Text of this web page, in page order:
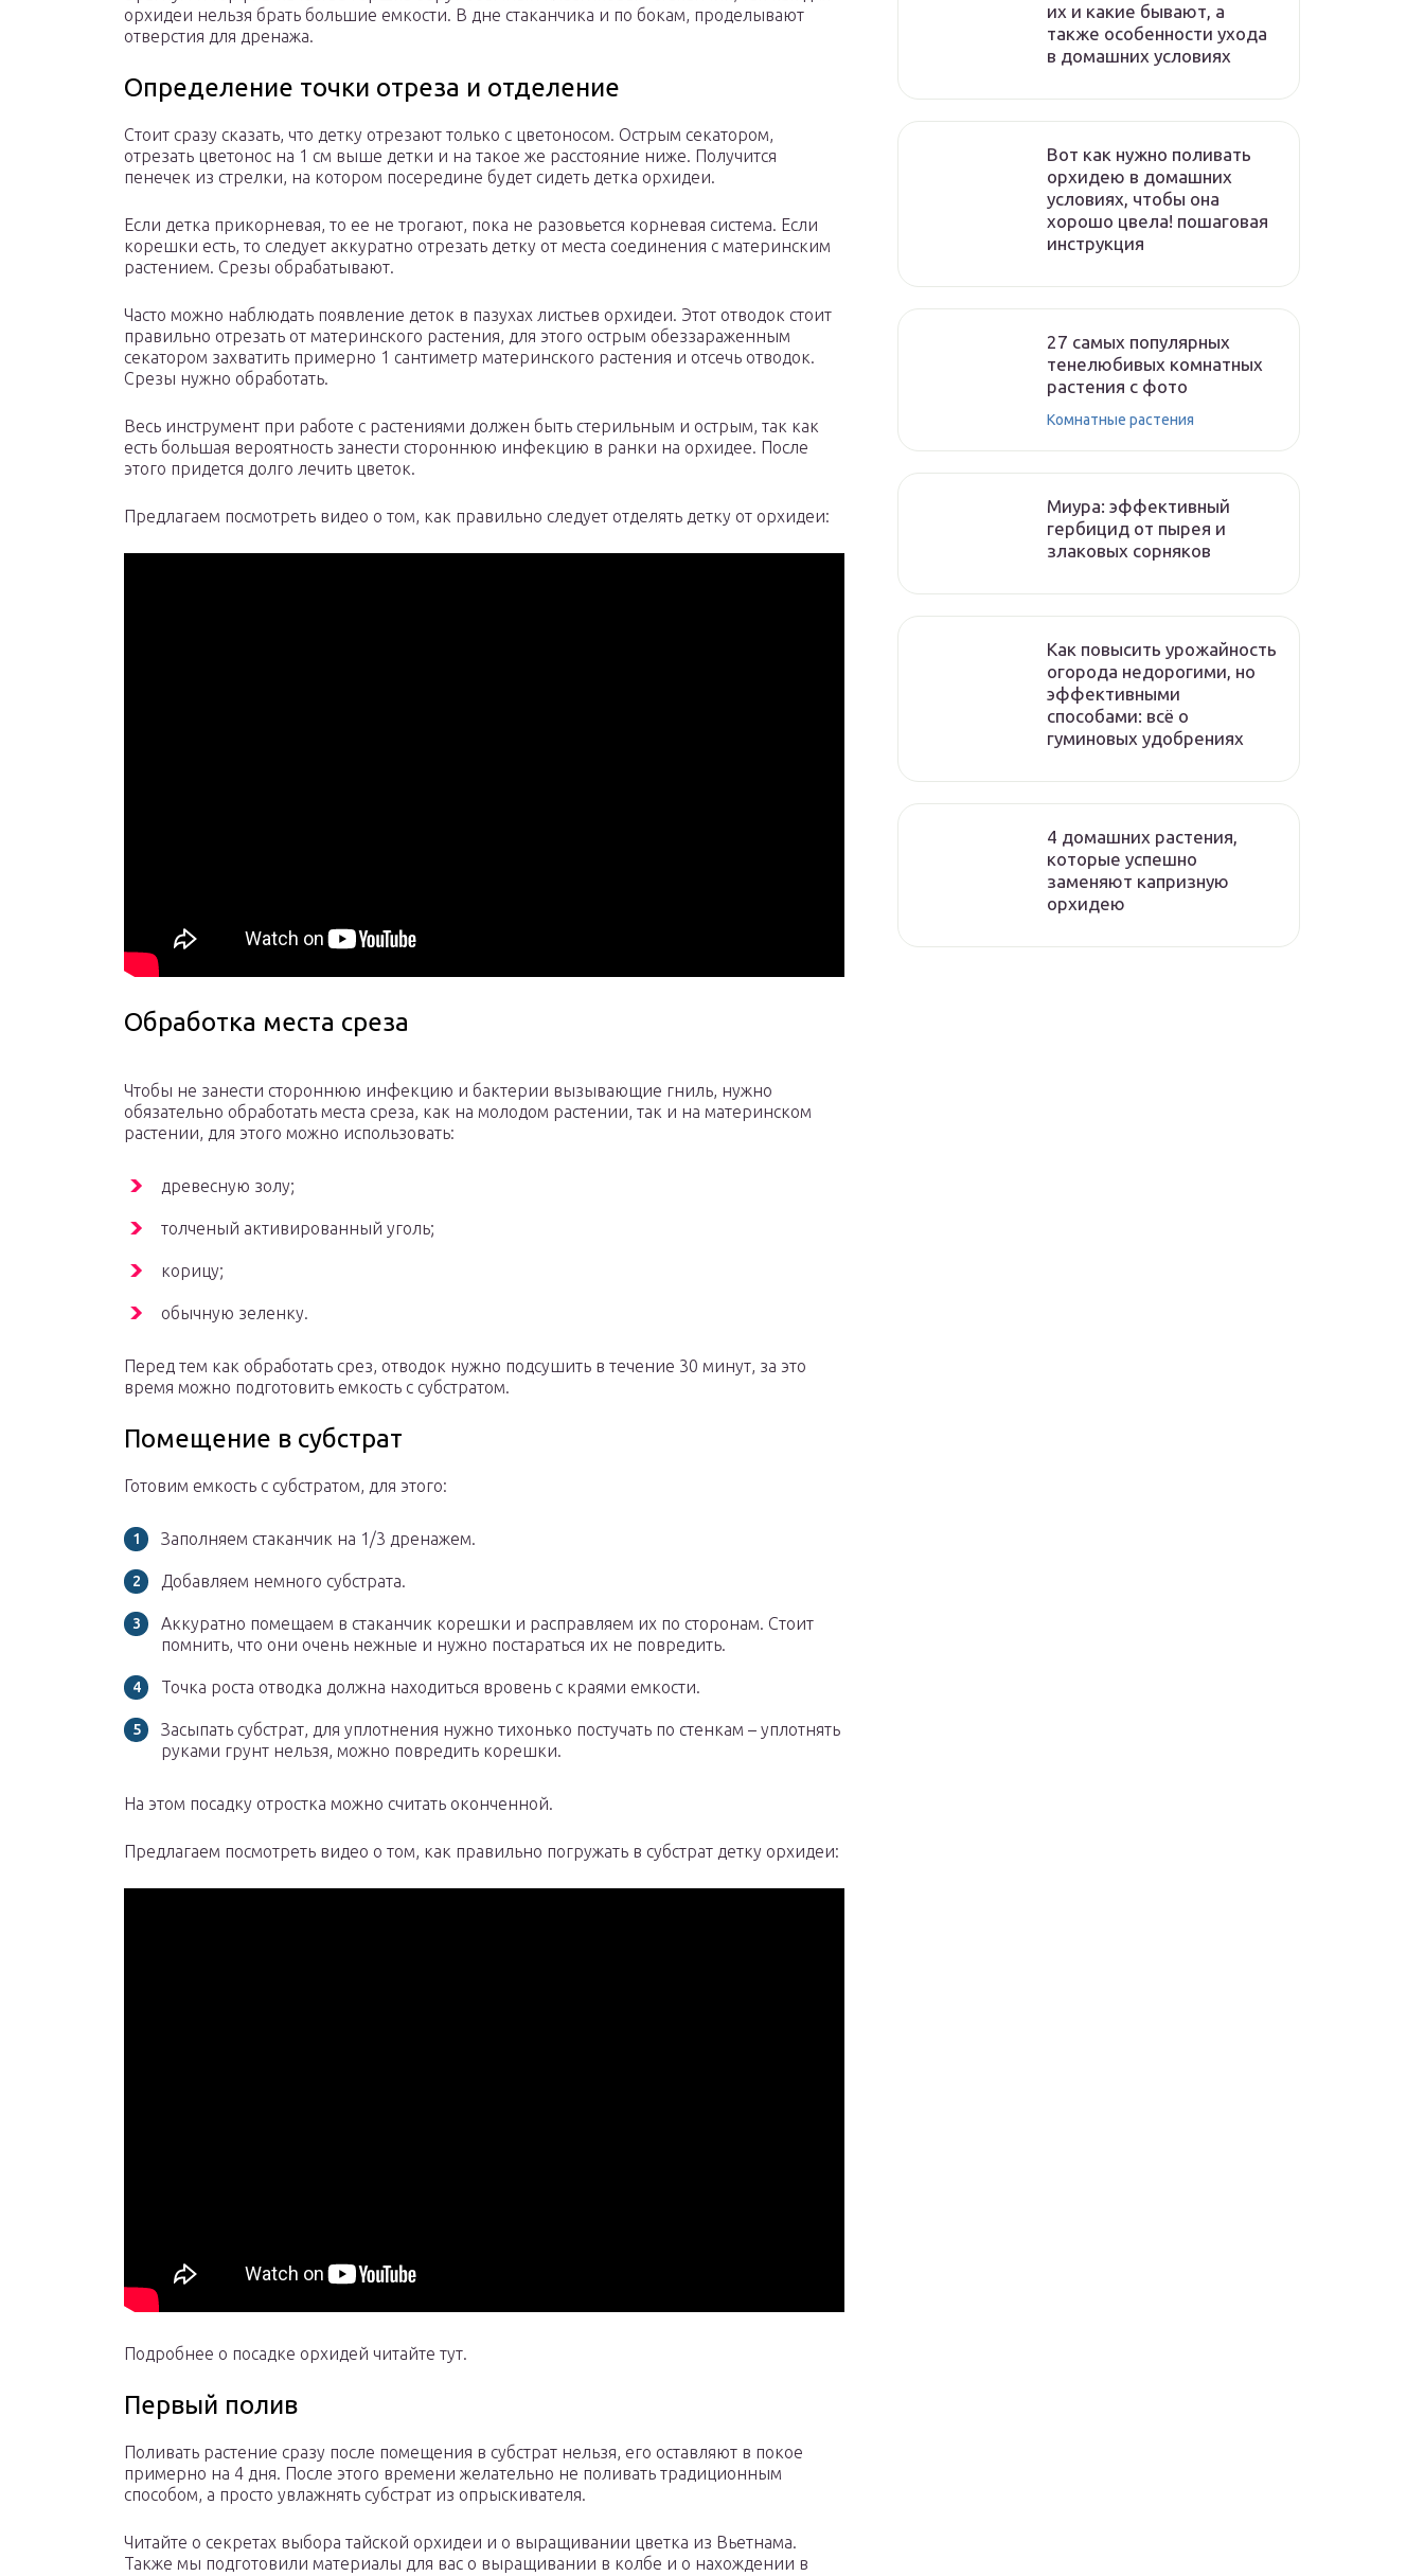
орхидеи нельзя брать большие емкости. В дне стаканчика и по бокам, проделывают
отверстия для дренажа.
Определение точки отреза и отделение
Стоит сразу сказать, что детку отрезают только с цветоносом. Острым секатором,
отрезать цветонос на 1 см выше детки и на такое же расстояние ниже. Получится
пенечек из стрелки, на котором посередине будет сидеть детка орхидеи.
Если детка прикорневая, то ее не трогают, пока не разовьется корневая система. Если
корешки есть, то следует аккуратно отрезать детку от места соединения с материнским
растением. Срезы обрабатывают.
Часто можно наблюдать появление деток в пазухах листьев орхидеи. Этот отводок стоит
правильно отрезать от материнского растения, для этого острым обеззараженным
секатором захватить примерно 1 сантиметр материнского растения и отсечь отводок.
Срезы нужно обработать.
Весь инструмент при работе с растениями должен быть стерильным и острым, так как
есть большая вероятность занести стороннюю инфекцию в ранки на орхидее. После
этого придется долго лечить цветок.
Предлагаем посмотреть видео о том, как правильно следует отделять детку от орхидеи:
Обработка места среза
Чтобы не занести стороннюю инфекцию и бактерии вызывающие гниль, нужно
обязательно обработать места среза, как на молодом растении, так и на материнском
растении, для этого можно использовать:
древесную золу;
толченый активированный уголь;
корицу;
обычную зеленку.
Перед тем как обработать срез, отводок нужно подсушить в течение 30 минут, за это
время можно подготовить емкость с субстратом.
Помещение в субстрат
Готовим емкость с субстратом, для этого:
Заполняем стаканчик на 1/3 дренажем.
Добавляем немного субстрата.
Аккуратно помещаем в стаканчик корешки и расправляем их по сторонам. Стоит
помнить, что они очень нежные и нужно постараться их не повредить.
Точка роста отводка должна находиться вровень с краями емкости.
Засыпать субстрат, для уплотнения нужно тихонько постучать по стенкам – уплотнять
руками грунт нельзя, можно повредить корешки.
На этом посадку отростка можно считать оконченной.
Предлагаем посмотреть видео о том, как правильно погружать в субстрат детку орхидеи:
Подробнее о посадке орхидей читайте тут.
Первый полив
Поливать растение сразу после помещения в субстрат нельзя, его оставляют в покое
примерно на 4 дня. После этого времени желательно не поливать традиционным
способом, а просто увлажнять субстрат из опрыскивателя.
Читайте о секретах выбора тайской орхидеи и о выращивании цветка из Вьетнама.
Также мы подготовили материалы для вас о выращивании в колбе и о нахождении в
их и какие бывают, а
также особенности ухода
в домашних условиях
Вот как нужно поливать
орхидею в домашних
условиях, чтобы она
хорошо цвела! пошаговая
инструкция
27 самых популярных
тенелюбивых комнатных
растения с фото
Комнатные растения
Миура: эффективный
гербицид от пырея и
злаковых сорняков
Как повысить урожайность
огорода недорогими, но
эффективными
способами: всё о
гуминовых удобрениях
4 домашних растения,
которые успешно
заменяют капризную
орхидею